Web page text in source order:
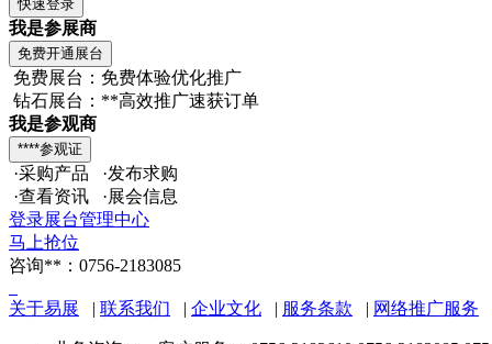
我是参展商
免费展台：免费体验优化推广
钻石展台：**高效推广速获订单
我是参观商
·采购产品 ·发布求购
·查看资讯 ·展会信息
登录展台管理中心
马上抢位
咨询**：0756-2183085
关于易展 | 联系我们 | 企业文化 | 服务条款 | 网络推广服务